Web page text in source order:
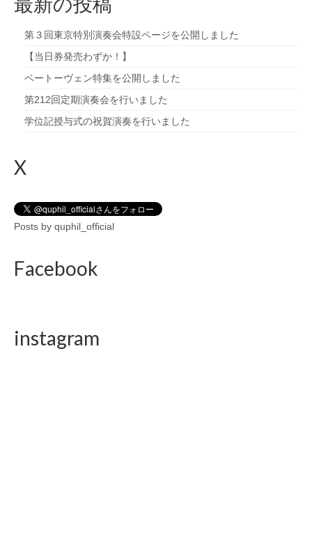
第３回東京特別演奏会特設ページを公開しました
【当日券発売わずか！】
ベートーヴェン特集を公開しました
第212回定期演奏会を行いました
学位記授与式の祝賀演奏を行いました
X
Posts by quphil_official
Facebook
instagram